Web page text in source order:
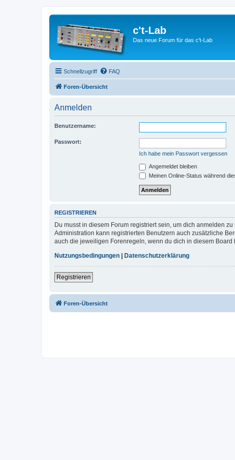
c't-Lab
Das neue Forum für das c't-Lab
Schnellzugriff FAQ
Foren-Übersicht
Anmelden
Benutzername:
Passwort:
Ich habe mein Passwort vergessen
Angemeldet bleiben
Meinen Online-Status während
REGISTRIEREN
Du musst in diesem Forum registriert sein, um dich anmelden
Administration kann registrierten Benutzern auch zusätzliche
auch die jeweiligen Forenregeln, wenn du dich in diesem Board
Nutzungsbedingungen | Datenschutzerklärung
Registrieren
Foren-Übersicht